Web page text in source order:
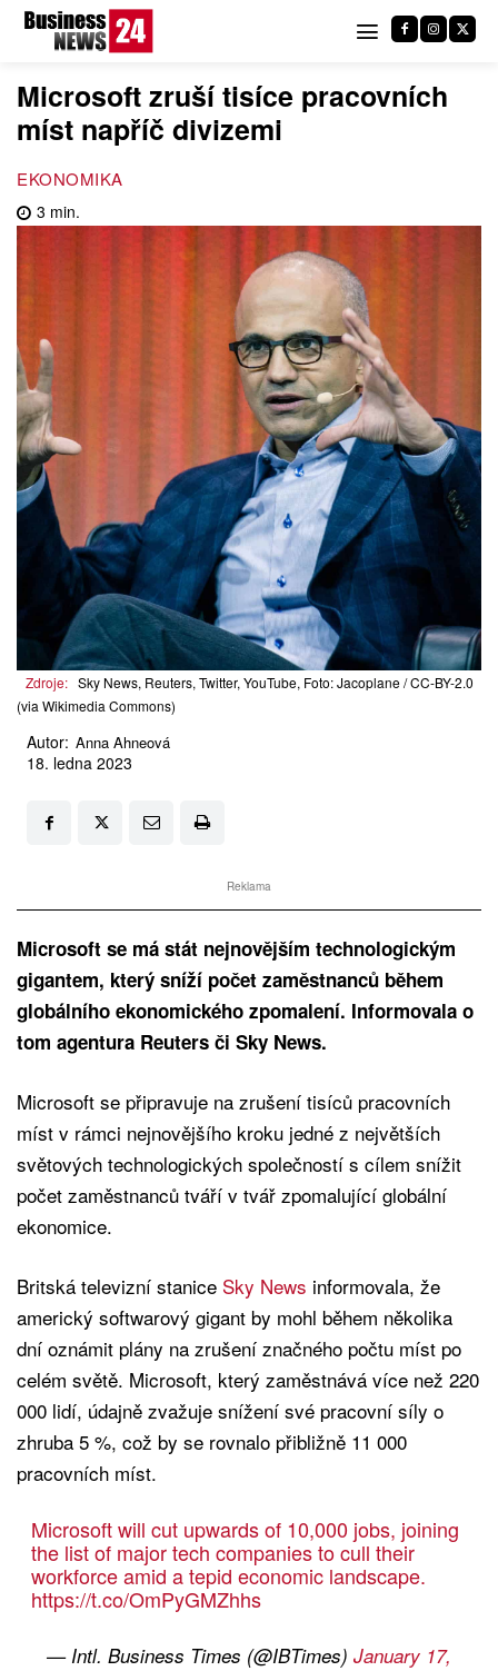
Microsoft zruší tisíce pracovních
míst napříč divizemi
EKONOMIKA
3 min.
Zdroje: Sky News, Reuters, Twitter, YouTube, Foto: Jacoplane / CC-BY-2.0
(via Wikimedia Commons)
Autor: Anna Ahneová
18. ledna 2023
Reklama
Microsoft se má stát nejnovějším technologickým
gigantem, který sníží počet zaměstnanců během
globálního ekonomického zpomalení. Informovala o
tom agentura Reuters či Sky News.
Microsoft se připravuje na zrušení tisíců pracovních
míst v rámci nejnovějšího kroku jedné z největších
světových technologických společností s cílem snížit
počet zaměstnanců tváří v tvář zpomalující globální
ekonomice.
Britská televizní stanice Sky News informovala, že
americký softwarový gigant by mohl během několika
dní oznámit plány na zrušení značného počtu míst po
celém světě. Microsoft, který zaměstnává více než 220
000 lidí, údajně zvažuje snížení své pracovní síly o
zhruba 5 %, což by se rovnalo přibližně 11 000
pracovních míst.
Microsoft will cut upwards of 10,000 jobs, joining
the list of major tech companies to cull their
workforce amid a tepid economic landscape.
https://t.co/OmPyGMZhhs
— Intl. Business Times (@IBTimes) January 17,